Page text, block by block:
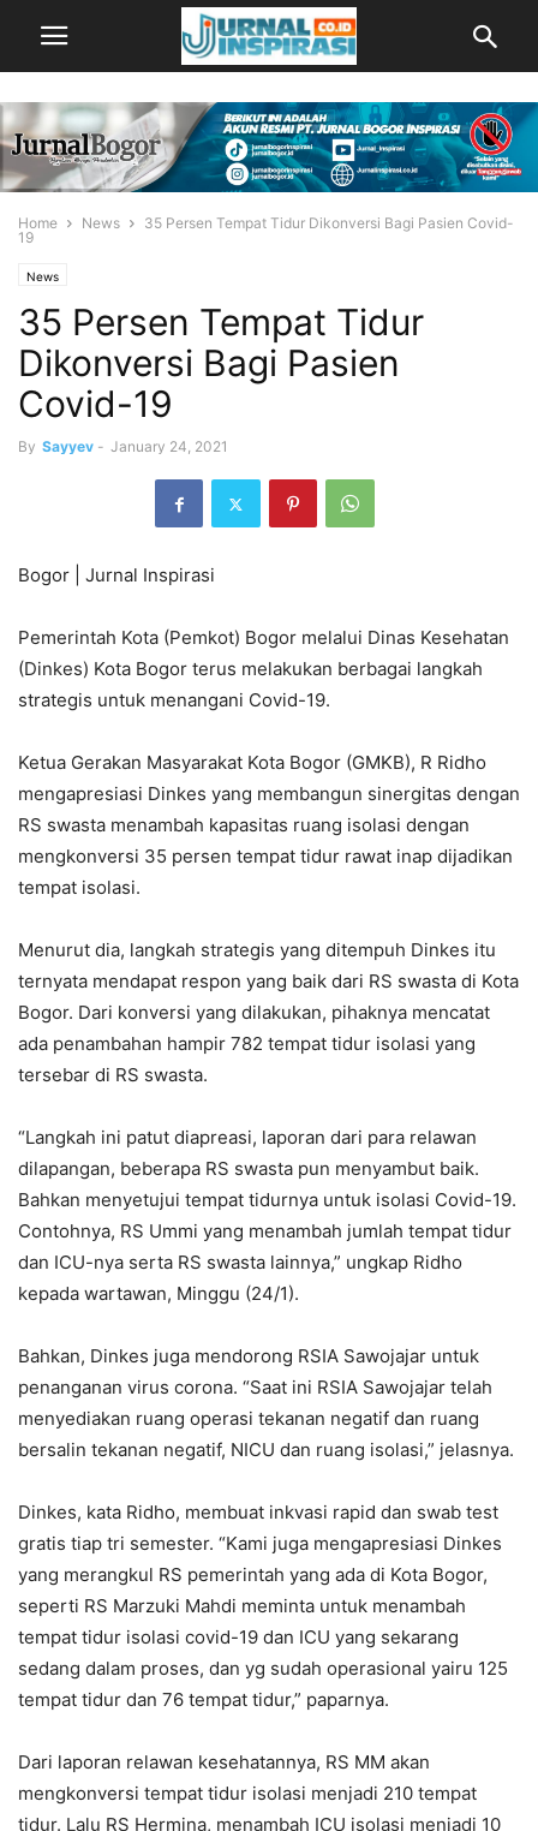
Home News
35 Persen Tempat Tidur Dikonversi Bagi Pasien Covid-
19
News
35 Persen Tempat Tidur
Dikonversi Bagi Pasien
Covid-19
By Sayyev - January 24, 2021
Bogor | Jurnal Inspirasi
Pemerintah Kota (Pemkot) Bogor melalui Dinas Kesehatan
(Dinkes) Kota Bogor terus melakukan berbagai langkah
strategis untuk menangani Covid-19.
Ketua Gerakan Masyarakat Kota Bogor (GMKB), R Ridho
mengapresiasi Dinkes yang membangun sinergitas dengan
RS swasta menambah kapasitas ruang isolasi dengan
mengkonversi 35 persen tempat tidur rawat inap dijadikan
tempat isolasi.
Menurut dia, langkah strategis yang ditempuh Dinkes itu
ternyata mendapat respon yang baik dari RS swasta di Kota
Bogor. Dari konversi yang dilakukan, pihaknya mencatat
ada penambahan hampir 782 tempat tidur isolasi yang
tersebar di RS swasta.
“Langkah ini patut diapreasi, laporan dari para relawan
dilapangan, beberapa RS swasta pun menyambut baik.
Bahkan menyetujui tempat tidurnya untuk isolasi Covid-19.
Contohnya, RS Ummi yang menambah jumlah tempat tidur
dan ICU-nya serta RS swasta lainnya,” ungkap Ridho
kepada wartawan, Minggu (24/1).
Bahkan, Dinkes juga mendorong RSIA Sawojajar untuk
penanganan virus corona. “Saat ini RSIA Sawojajar telah
menyediakan ruang operasi tekanan negatif dan ruang
bersalin tekanan negatif, NICU dan ruang isolasi,” jelasnya.
Dinkes, kata Ridho, membuat inkvasi rapid dan swab test
gratis tiap tri semester. “Kami juga mengapresiasi Dinkes
yang merangkul RS pemerintah yang ada di Kota Bogor,
seperti RS Marzuki Mahdi meminta untuk menambah
tempat tidur isolasi covid-19 dan ICU yang sekarang
sedang dalam proses, dan yg sudah operasional yairu 125
tempat tidur dan 76 tempat tidur,” paparnya.
Dari laporan relawan kesehatannya, RS MM akan
mengkonversi tempat tidur isolasi menjadi 210 tempat
tidur. Lalu RS Hermina, menambah ICU isolasi menjadi 10